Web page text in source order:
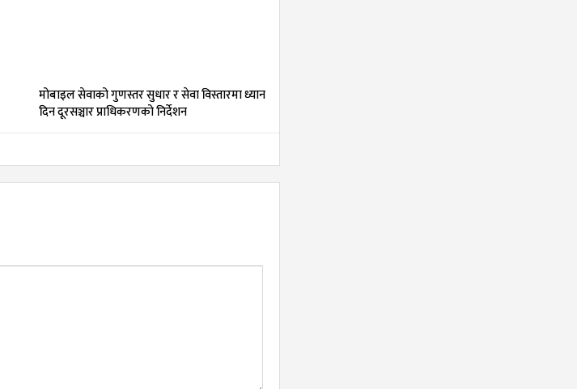
मोबाइल सेवाको गुणस्तर सुधार र सेवा विस्तारमा ध्यान
दिन दूरसञ्चार प्राधिकरणको निर्देशन